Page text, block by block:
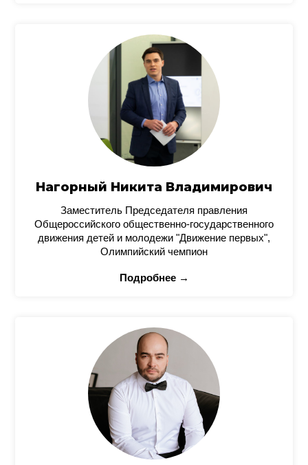
Нагорный Никита Владимирович
Заместитель Председателя правления
Общероссийского общественно-государственного
движения детей и молодежи "Движение первых",
Олимпийский чемпион
Подробнее →